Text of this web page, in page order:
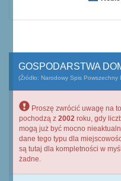
GOSPODARSTWA
(Źródło: Narodowy Spis
Proszę zwrócić uwagę na
pochodzą z 2002 roku, gdy
mogą już być mocno
dane tego typu dla
są tutaj dla kompletności w
żadne.